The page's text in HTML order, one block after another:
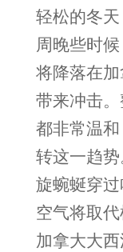
轻松的冬
周晚些时
将降落在
带来冲击
都非常温
转这一趋
旋蜿蜒穿
空气将取
加拿大大